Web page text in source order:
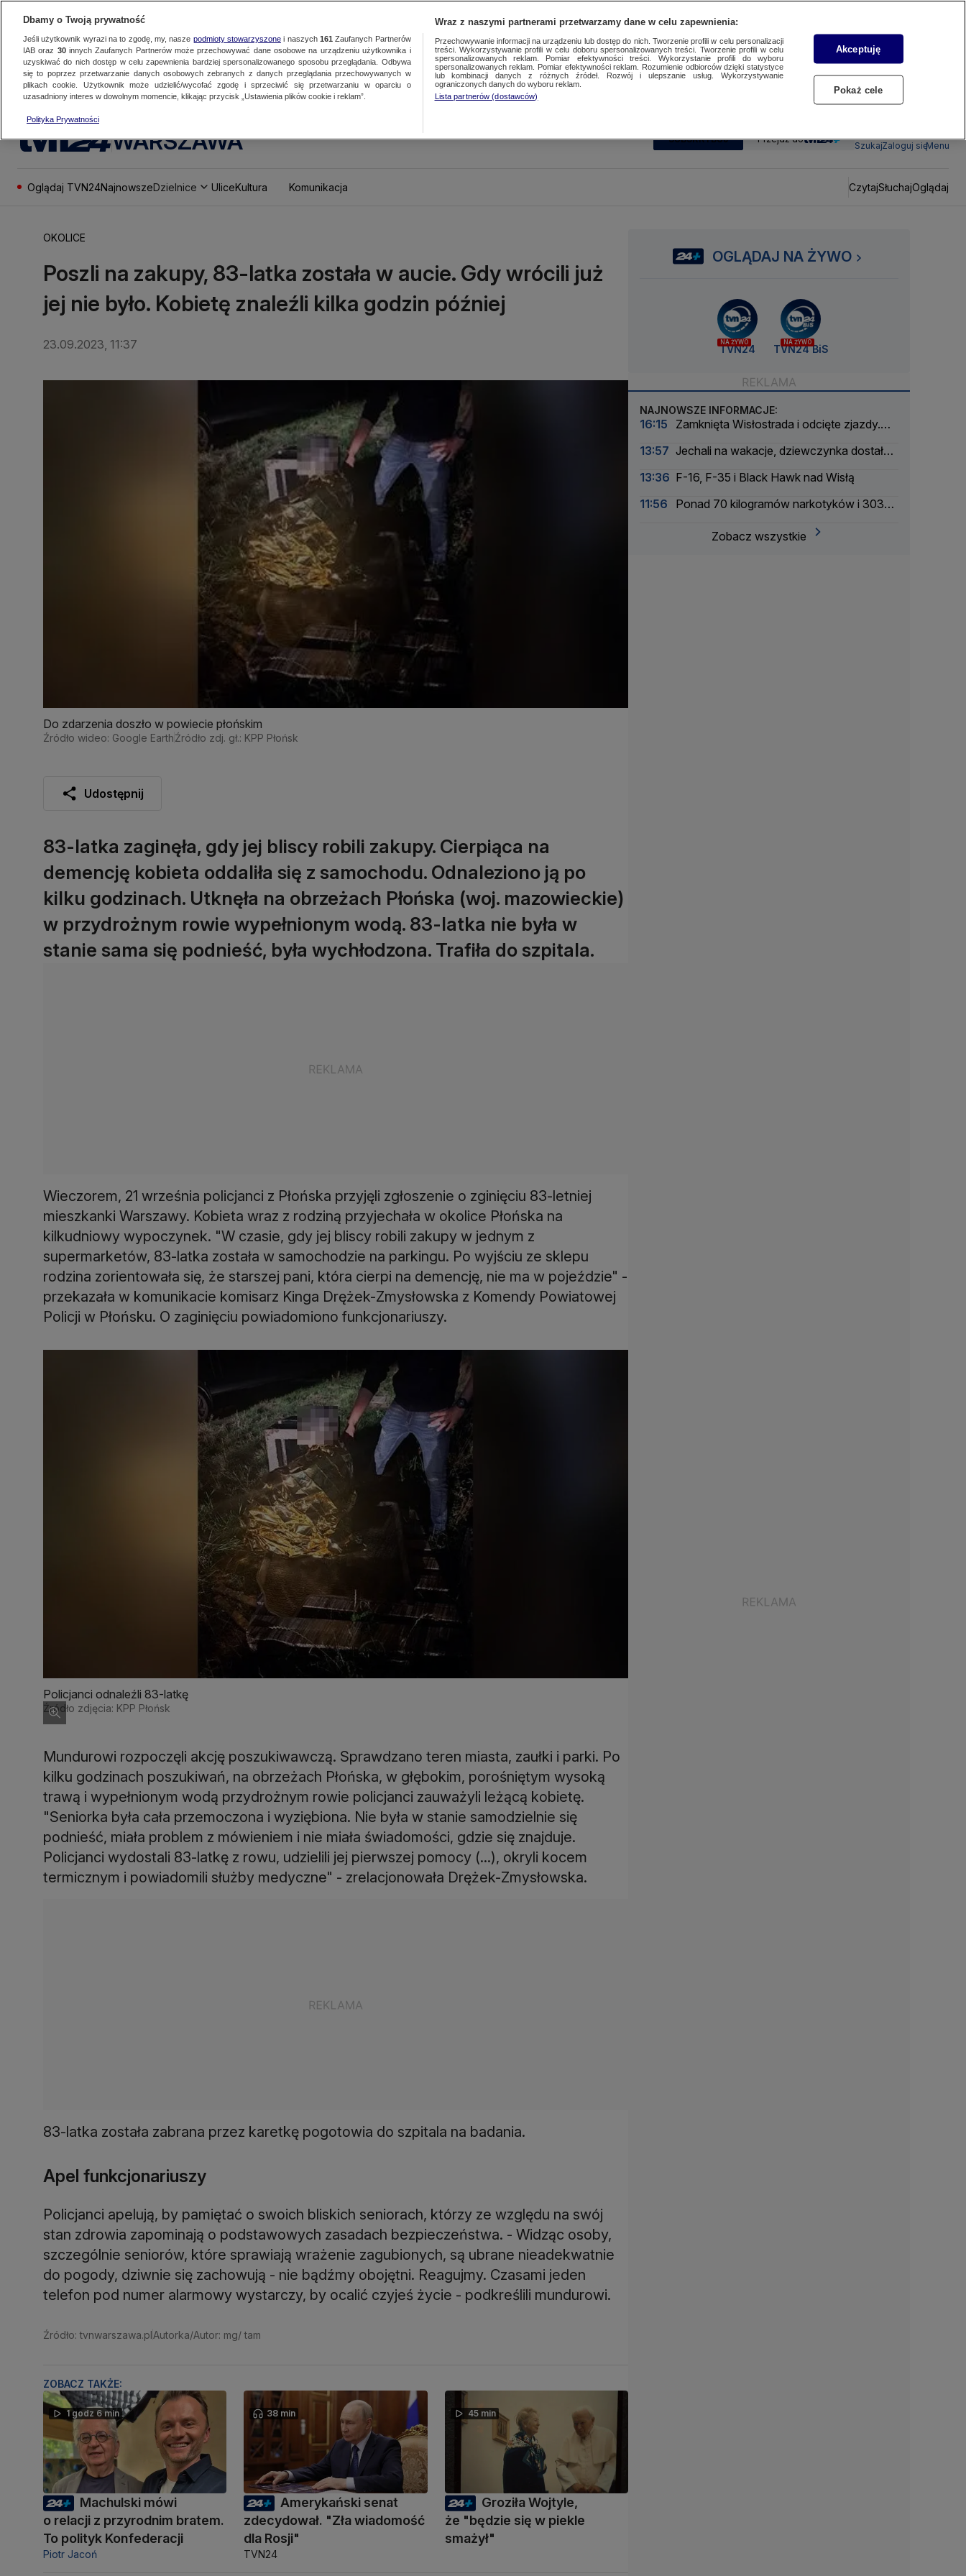
WARSZAWA SUBSKRYBUJ Przejdź do
SzukajZaloguj sięMenu
Oglądaj TVN24NajnowszeDzielnice UliceKultura Komunikacja CzytajSłuchajOglądaj
OKOLICE
Poszli na zakupy, 83-latka została w aucie. Gdy wrócili już
jej nie było. Kobietę znaleźli kilka godzin później
23.09.2023, 11:37
Do zdarzenia doszło w powiecie płońskim
Źródło wideo: Google EarthŹródło zdj. gł.: KPP Płońsk
Udostępnij
83-latka zaginęła, gdy jej bliscy robili zakupy. Cierpiąca na
demencję kobieta oddaliła się z samochodu. Odnaleziono ją po
kilku godzinach. Utknęła na obrzeżach Płońska (woj. mazowieckie)
w przydrożnym rowie wypełnionym wodą. 83-latka nie była w
stanie sama się podnieść, była wychłodzona. Trafiła do szpitala.
Wieczorem, 21 września policjanci z Płońska przyjęli zgłoszenie o zginięciu 83-letniej
mieszkanki Warszawy. Kobieta wraz z rodziną przyjechała w okolice Płońska na
kilkudniowy wypoczynek. "W czasie, gdy jej bliscy robili zakupy w jednym z
supermarketów, 83-latka została w samochodzie na parkingu. Po wyjściu ze sklepu
rodzina zorientowała się, że starszej pani, która cierpi na demencję, nie ma w pojeździe" -
przekazała w komunikacie komisarz Kinga Drężek-Zmysłowska z Komendy Powiatowej
Policji w Płońsku. O zaginięciu powiadomiono funkcjonariuszy.
Policjanci odnaleźli 83-latkę
Źródło zdjęcia: KPP Płońsk
Mundurowi rozpoczęli akcję poszukiwawczą. Sprawdzano teren miasta, zaułki i parki. Po
kilku godzinach poszukiwań, na obrzeżach Płońska, w głębokim, porośniętym wysoką
trawą i wypełnionym wodą przydrożnym rowie policjanci zauważyli leżącą kobietę.
"Seniorka była cała przemoczona i wyziębiona. Nie była w stanie samodzielnie się
podnieść, miała problem z mówieniem i nie miała świadomości, gdzie się znajduje.
Policjanci wydostali 83-latkę z rowu, udzielili jej pierwszej pomocy (...), okryli kocem
termicznym i powiadomili służby medyczne" - zrelacjonowała Drężek-Zmysłowska.
83-latka została zabrana przez karetkę pogotowia do szpitala na badania.
Apel funkcjonariuszy
Policjanci apelują, by pamiętać o swoich bliskich seniorach, którzy ze względu na swój
stan zdrowia zapominają o podstawowych zasadach bezpieczeństwa. - Widząc osoby,
szczególnie seniorów, które sprawiają wrażenie zagubionych, są ubrane nieadekwatnie
do pogody, dziwnie się zachowują - nie bądźmy obojętni. Reagujmy. Czasami jeden
telefon pod numer alarmowy wystarczy, by ocalić czyjeś życie - podkreślili mundurowi.
Źródło: tvnwarszawa.plAutorka/Autor: mg/ tam
ZOBACZ TAKŻE:
1 godz 6 min
Machulski mówi
o relacji z przyrodnim bratem.
To polityk Konfederacji
Piotr Jacoń
38 min
Amerykański senat
zdecydował. "Zła wiadomość
dla Rosji"
TVN24
45 min
Groziła Wojtyle,
że "będzie się w piekle
smażył"
OGLĄDAJ NA ŻYWO
NA ŻYWO
TVN24
NA ŻYWO
TVN24 BiS
NAJNOWSZE INFORMACJE:
16:15
Zamknięta Wisłostrada i odcięte zjazdy.
13:57 Jechali na wakacje, dziewczynka dostała
13:36 F-16, F-35 i Black Hawk nad Wisłą
11:56
Ponad 70 kilogramów narkotyków i 303
Zobacz wszystkie
Dbamy o Twoją prywatność
Jeśli użytkownik wyrazi na to zgodę, my, nasze podmioty stowarzyszonei naszych 161 Zaufanych Partnerów
IAB oraz 30innych Zaufanych Partnerów może przechowywać dane osobowe na urządzeniu użytkownika i
uzyskiwać do nich dostęp w celu zapewnienia bardziej spersonalizowanego sposobu przeglądania. Odbywa
się to poprzez przetwarzanie danych osobowych zebranych z danych przeglądania przechowywanych w
plikach cookie. Użytkownik może udzielić/wycofać zgodę i sprzeciwić się przetwarzaniu w oparciu o
uzasadniony interes w dowolnym momencie, klikając przycisk „Ustawienia plików cookie i reklam”.
Polityka Prywatności
Wraz z naszymi partnerami przetwarzamy dane w celu zapewnienia:
Przechowywanie informacji na urządzeniu lub dostęp do nich. Tworzenie profili w celu personalizacji
treści. Wykorzystywanie profili w celu doboru spersonalizowanych treści. Tworzenie profili w celu
spersonalizowanych reklam. Pomiar efektywności treści. Wykorzystanie profili do wyboru
spersonalizowanych reklam. Pomiar efektywności reklam. Rozumienie odbiorców dzięki statystyce
lub kombinacji danych z różnych źródeł. Rozwój i ulepszanie usług. Wykorzystywanie
ograniczonych danych do wyboru reklam.
Lista partnerów (dostawców)
Akceptuję
Pokaż cele